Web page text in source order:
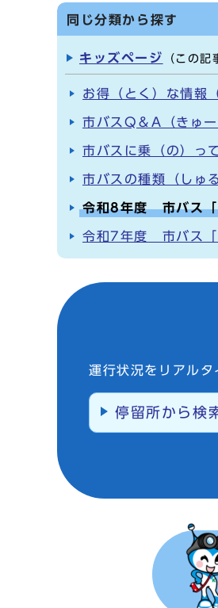
同じ分類から探す
キッズページ （この記
お得（とく）な情報
市バスQ＆A（きゅー
市バスに乗（の）っ
市バスの種類（しゅ
令和8年度 市バス「
令和7年度 市バス「
運行状況をリアル
停留所から検